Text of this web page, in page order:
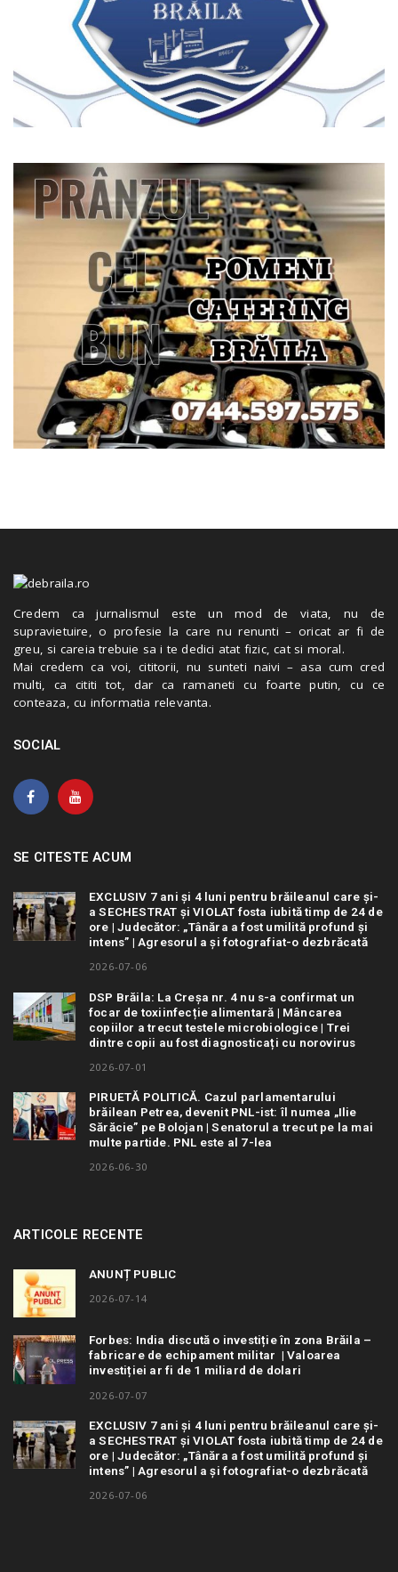
Credem ca jurnalismul este un mod de viata, nu de
supravietuire, o profesie la care nu renunti – oricat ar fi de
greu, si careia trebuie sa i te dedici atat fizic, cat si moral.
Mai credem ca voi, cititorii, nu sunteti naivi – asa cum cred
multi, ca cititi tot, dar ca ramaneti cu foarte putin, cu ce
conteaza, cu informatia relevanta.
SOCIAL
SE CITESTE ACUM
EXCLUSIV 7 ani și 4 luni pentru brăileanul care și-
a SECHESTRAT și VIOLAT fosta iubită timp de 24 de
ore | Judecător: „Tânăra a fost umilită profund și
intens” | Agresorul a și fotografiat-o dezbrăcată
2026-07-06
DSP Brăila: La Creșa nr. 4 nu s-a confirmat un
focar de toxiinfecție alimentară | Mâncarea
copiilor a trecut testele microbiologice | Trei
dintre copii au fost diagnosticați cu norovirus
2026-07-01
PIRUETĂ POLITICĂ. Cazul parlamentarului
brăilean Petrea, devenit PNL-ist: îl numea „Ilie
Sărăcie” pe Bolojan | Senatorul a trecut pe la mai
multe partide. PNL este al 7-lea
2026-06-30
ARTICOLE RECENTE
ANUNȚ PUBLIC
2026-07-14
Forbes: India discută o investiție în zona Brăila –
fabricare de echipament militar | Valoarea
investiției ar fi de 1 miliard de dolari
2026-07-07
EXCLUSIV 7 ani și 4 luni pentru brăileanul care și-
a SECHESTRAT și VIOLAT fosta iubită timp de 24 de
ore | Judecător: „Tânăra a fost umilită profund și
intens” | Agresorul a și fotografiat-o dezbrăcată
2026-07-06